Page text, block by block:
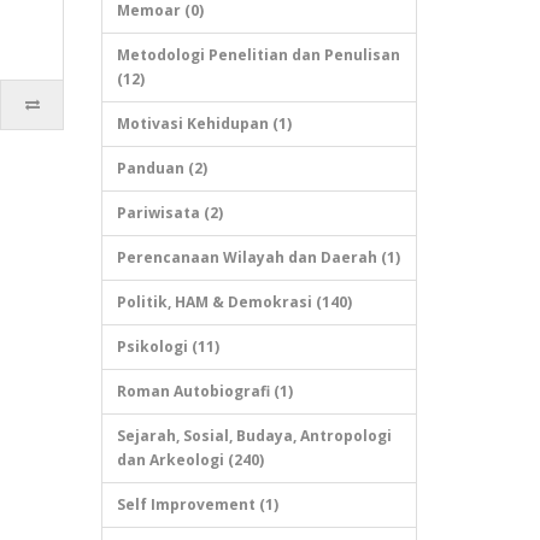
Memoar (0)
Metodologi Penelitian dan Penulisan
(12)
Motivasi Kehidupan (1)
Panduan (2)
Pariwisata (2)
Perencanaan Wilayah dan Daerah (1)
Politik, HAM & Demokrasi (140)
Psikologi (11)
Roman Autobiografi (1)
Sejarah, Sosial, Budaya, Antropologi
dan Arkeologi (240)
Self Improvement (1)